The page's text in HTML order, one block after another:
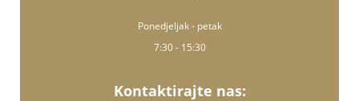
Ponedjeljak - petak
7:30 - 15:30
Kontaktirajte nas: